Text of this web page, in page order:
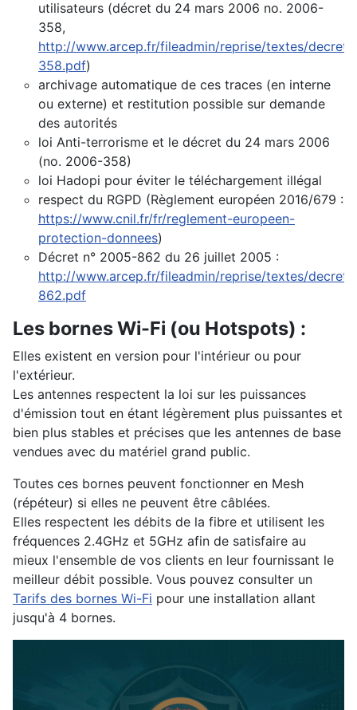
utilisateurs (décret du 24 mars 2006 no. 2006-
358,
http://www.arcep.fr/fileadmin/reprise/textes/
358.pdf)
archivage automatique de ces traces (en interne
ou externe) et restitution possible sur demande
des autorités
loi Anti-terrorisme et le décret du 24 mars 2006
(no. 2006-358)
loi Hadopi pour éviter le téléchargement illégal
respect du RGPD (Règlement européen 2016/679 :
https://www.cnil.fr/fr/reglement-europeen-
protection-donnees)
Décret n° 2005-862 du 26 juillet 2005 :
http://www.arcep.fr/fileadmin/reprise/textes/
862.pdf
Les bornes Wi-Fi (ou Hotspots) :
Elles existent en version pour l'intérieur ou pour
l'extérieur.
Les antennes respectent la loi sur les puissances
d'émission tout en étant légèrement plus puissantes et
bien plus stables et précises que les antennes de base
vendues avec du matériel grand public.
Toutes ces bornes peuvent fonctionner en Mesh
(répéteur) si elles ne peuvent être câblées.
Elles respectent les débits de la fibre et utilisent les
fréquences 2.4GHz et 5GHz afin de satisfaire au
mieux l'ensemble de vos clients en leur fournissant le
meilleur débit possible. Vous pouvez consulter un
Tarifs des bornes Wi-Fi pour une installation allant
jusqu'à 4 bornes.